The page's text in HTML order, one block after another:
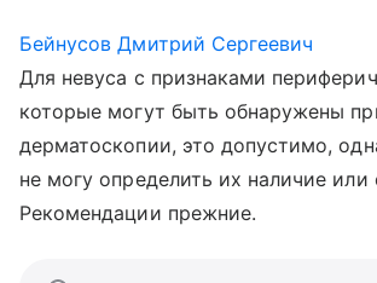
Бейнусов Дмитрий Сергеевич
Для невуса с признаками
которые могут быть обнаружены
дерматоскопии, это допустимо,
не могу определить их наличие или
Рекомендации прежние.